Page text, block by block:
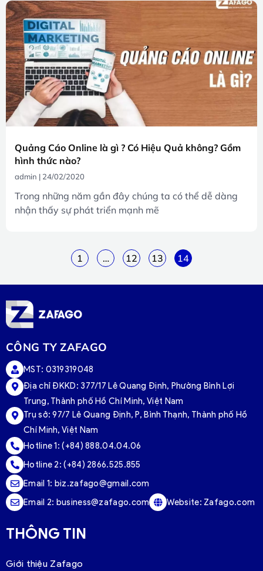
Quảng Cáo Online là gì ? Có Hiệu Quả không? Gồm
hình thức nào?
admin 24/02/2020
Trong những năm gần đây chúng ta có thể dễ dàng
nhận thấy sự phát triển mạnh mẽ
1 … 12 13 14
CÔNG TY ZAFAGO
MST: 0319319048
Địa chỉ ĐKKD: 377/17 Lê Quang Định, Phường Bình Lợi
Trung, Thành phố Hồ Chí Minh, Việt Nam
Trụ sở:97/7 Lê Quang Định, P, Bình Thạnh, Thành phố Hồ
Chí Minh, Việt Nam
Hotline 1:(+84) 888.04.04.06
Hotline 2:(+84) 2866.525.855
Email 1: biz.zafago@gmail.com
Email 2: business@zafago.com Website: Zafago.com
THÔNG TIN
Giới thiệu Zafago